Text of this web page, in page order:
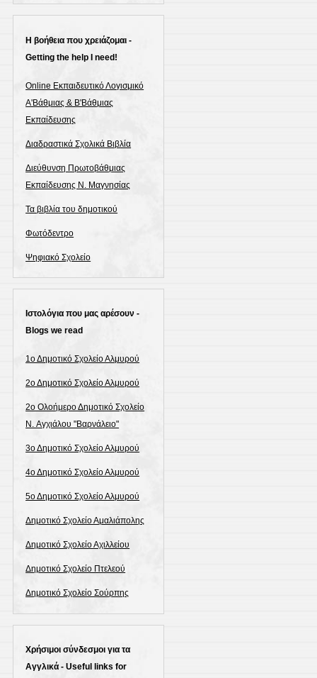
Η βοήθεια που χρειάζομαι -
Getting the help I need!
Online Εκπαιδευτικό Λογισμικό
Α'Βάθμιας & Β'Βάθμιας
Εκπαίδευσης
Διαδραστικά Σχολικά Βιβλία
Διεύθυνση Πρωτοβάθμιας
Εκπαίδευσης Ν. Μαγνησίας
Τα βιβλία του δημοτικού
Φωτόδεντρο
Ψηφιακό Σχολείο
Ιστολόγια που μας αρέσουν -
Blogs we read
1ο Δημοτικό Σχολείο Αλμυρού
2ο Δημοτικό Σχολείο Αλμυρού
2ο Ολοήμερο Δημοτικό Σχολείο
N. Αγχιάλου "Βαρνάλειο"
3ο Δημοτικό Σχολείο Αλμυρού
4ο Δημοτικό Σχολείο Αλμυρού
5ο Δημοτικό Σχολείο Αλμυρού
Δημοτικό Σχολείο Αμαλιάπολης
Δημοτικό Σχολείο Αχιλλείου
Δημοτικό Σχολείο Πτελεού
Δημοτικό Σχολείο Σούρπης
Χρήσιμοι σύνδεσμοι για τα
Αγγλικά - Useful links for